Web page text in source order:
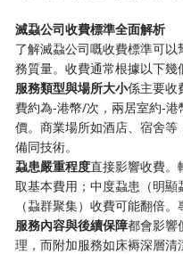
​滅蝨公司收費標準全面解析​
了解滅蝨公司嘅收費標準可
務質量。收費通常根據以下幾
​服務類型與場所大小​係主要收
費約為-港幣/次，兩居室約-
價。商業場所如酒店、宿舍
備同技術。
​蝨患嚴重程度​直接影響收費。
取基本費用；中度蝨患（明
（蝨群聚集）收費可能翻倍
​服務內容與後續保障​都會影響
理，而附加服務如床褥深層